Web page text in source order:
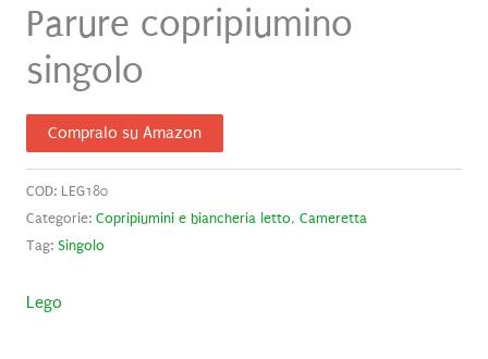
Parure copripiumino
singolo
Compralo su Amazon
COD: LEG180
Categorie: Copripiumini e biancheria letto, Cameretta
Tag: Singolo
Lego